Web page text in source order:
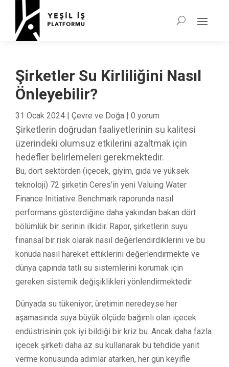
Şirketler Su Kirliliğini Nasıl
Önleyebilir?
31 Ocak 2024 | Çevre ve Doğa | 0 yorum
Şirketlerin doğrudan faaliyetlerinin su kalitesi
üzerindeki olumsuz etkilerini azaltmak için
hedefler belirlemeleri gerekmektedir.
Bu, dört sektörden (içecek, giyim, gıda ve yüksek
teknoloji) 72 şirketin Ceres’in yeni Valuing Water
Finance Initiative Benchmark raporunda nasıl
performans gösterdiğine daha yakından bakan dört
bölümlük bir serinin ilkidir. Rapor, şirketlerin suyu
finansal bir risk olarak nasıl değerlendirdiklerini ve bu
konuda nasıl hareket ettiklerini değerlendirmekte ve
dünya çapında tatlı su sistemlerini korumak için
gereken sistemik değişiklikleri yönlendirmektedir.
Dünyada su tükeniyor; üretimin neredeyse her
aşamasında suya büyük ölçüde bağımlı olan içecek
endüstrisinin çok iyi bildiği bir kriz bu. Ancak daha fazla
içecek şirketi daha az su kullanarak bu tehdide yanıt
verme konusunda adımlar atarken, her gün keyifle